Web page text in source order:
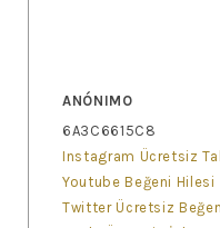
ANÓNIMO
6A3C6615C8
Instagram Ücretsiz
Youtube Beğeni Hilesi
Twitter Ücretsiz